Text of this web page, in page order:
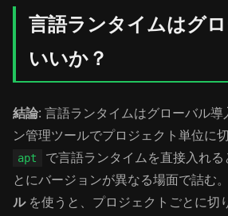
言語ランタイムはグ
いいか？
結論: 言語ランタイムはグローバル導
ン管理ツールでプロジェクト単位に
apt
で言語ランタイムを直接入れ
とにバージョンが異なる場面で詰む。
ルを使うと、プロジェクトごとに切